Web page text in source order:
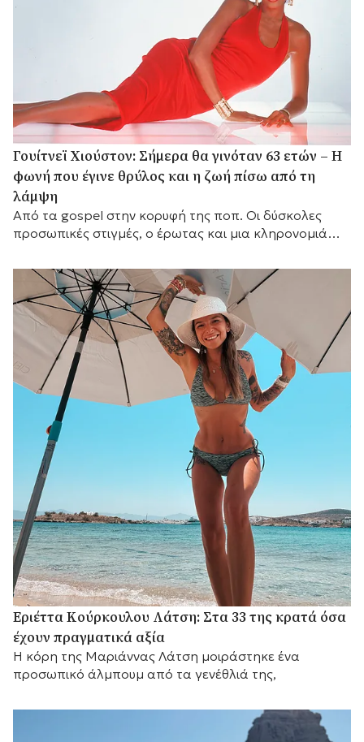
Γουίτνεϊ Χιούστον: Σήμερα θα γινόταν 63 ετών – Η
φωνή που έγινε θρύλος και η ζωή πίσω από τη
λάμψη
Από τα gospel στην κορυφή της ποπ. Οι δύσκολες
προσωπικές στιγμές, ο έρωτας και μια κληρονομιά
Εριέττα Κούρκουλου Λάτση: Στα 33 της κρατά όσα
έχουν πραγματικά αξία
Η κόρη της Μαριάννας Λάτση μοιράστηκε ένα
προσωπικό άλμπουμ από τα γενέθλιά της,